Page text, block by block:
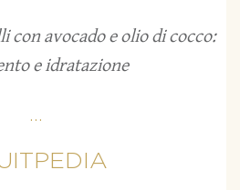
con avocado e olio di cocco:
e idratazione
...